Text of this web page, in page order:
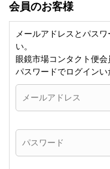
会員のお客様
メールアドレスとパス
い。
眼鏡市場コンタクト便会
パスワードでログインい